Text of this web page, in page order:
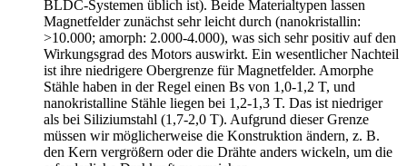
BLDC-Systemen üblich ist). Beide Materialtypen lassen
Magnetfelder zunächst sehr leicht durch (nanokristallin:
>10.000; amorph: 2.000-4.000), was sich sehr positiv auf den
Wirkungsgrad des Motors auswirkt. Ein wesentlicher Nachteil
ist ihre niedrigere Obergrenze für Magnetfelder. Amorphe
Stähle haben in der Regel einen Bs von 1,0-1,2 T, und
nanokristalline Stähle liegen bei 1,2-1,3 T. Das ist niedriger
als bei Siliziumstahl (1,7-2,0 T). Aufgrund dieser Grenze
müssen wir möglicherweise die Konstruktion ändern, z. B.
den Kern vergrößern oder die Drähte anders wickeln, um die